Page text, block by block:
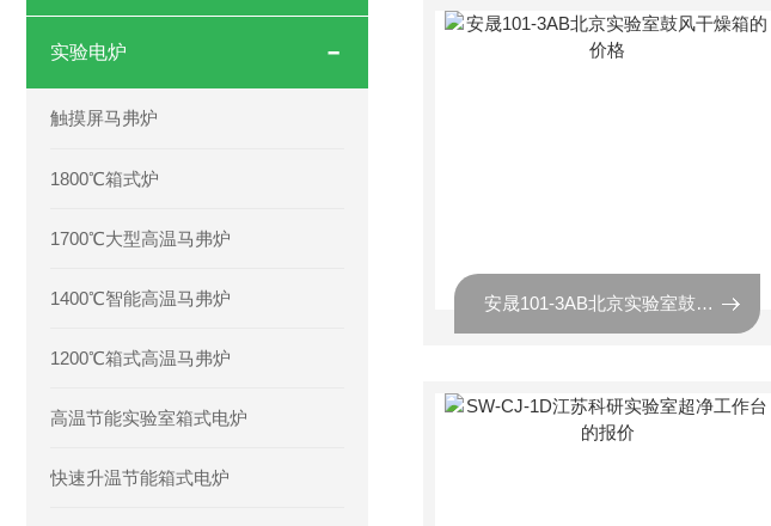
实验电炉
触摸屏马弗炉
1800℃箱式炉
1700℃大型高温马弗炉
1400℃智能高温马弗炉
1200℃箱式高温马弗炉
高温节能实验室箱式电炉
快速升温节能箱式电炉
安晟101-3AB北京实验室鼓风干燥箱的价格